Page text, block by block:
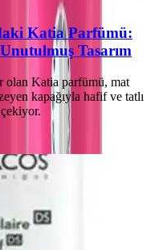
Katia Parfümü:
Tasarım
olan Katia parfümü, mat
kapağıyla hafif ve tatlı